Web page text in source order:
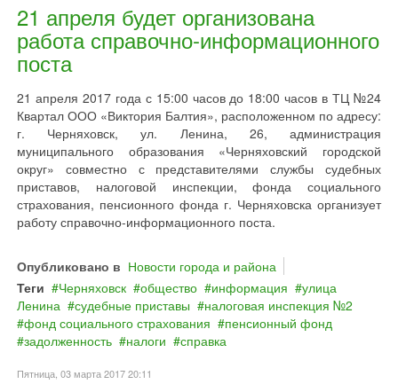
21 апреля будет организована
работа справочно-информационного
поста
21 апреля 2017 года с 15:00 часов до 18:00 часов в ТЦ №24
Квартал ООО «Виктория Балтия», расположенном по адресу:
г. Черняховск, ул. Ленина, 26, администрация
муниципального образования «Черняховский городской
округ» совместно с представителями службы судебных
приставов, налоговой инспекции, фонда социального
страхования, пенсионного фонда г. Черняховска организует
работу справочно-информационного поста.
Опубликовано в Новости города и района
Теги
Черняховск общество информация
улица
Ленина
судебные приставы
налоговая инспекция №2
фонд социального страхования
пенсионный фонд
задолженность
налоги справка
Пятница, 03 марта 2017 20:11